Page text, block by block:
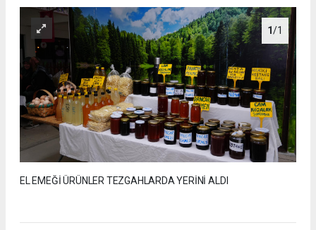
1/1
EL EMEĞİ ÜRÜNLER TEZGAHLARDA YERİNİ ALDI